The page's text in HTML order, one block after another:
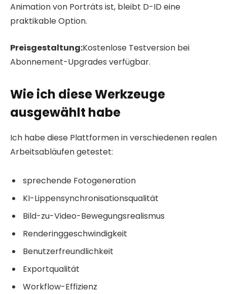
Animation von Porträts ist, bleibt D-ID eine
praktikable Option.
Preisgestaltung:Kostenlose Testversion bei
Abonnement-Upgrades verfügbar.
Wie ich diese Werkzeuge
ausgewählt habe
Ich habe diese Plattformen in verschiedenen realen
Arbeitsabläufen getestet:
sprechende Fotogeneration
KI-Lippensynchronisationsqualität
Bild-zu-Video-Bewegungsrealismus
Renderinggeschwindigkeit
Benutzerfreundlichkeit
Exportqualität
Workflow-Effizienz